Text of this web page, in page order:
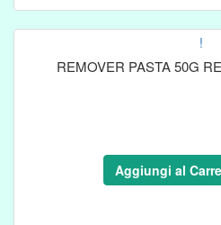
!
REMOVER PASTA 50G
Aggiungi al